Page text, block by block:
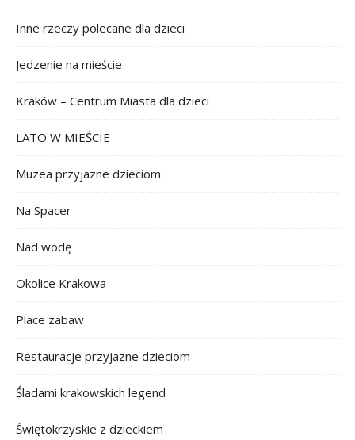
Inne rzeczy polecane dla dzieci
Jedzenie na mieście
Kraków – Centrum Miasta dla dzieci
LATO W MIEŚCIE
Muzea przyjazne dzieciom
Na Spacer
Nad wodę
Okolice Krakowa
Place zabaw
Restauracje przyjazne dzieciom
Śladami krakowskich legend
Świętokrzyskie z dzieckiem